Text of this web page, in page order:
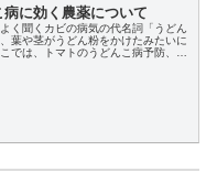
病に効く農薬について
く聞くカビの病気の代名詞「うどん
葉や茎がうどん粉をかけたみたいに
では、トマトのうどんこ病予防、治